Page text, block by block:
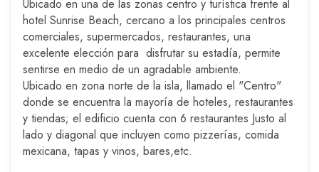
Ubicado en una de las zonas centro y turística frente al
hotel Sunrise Beach, cercano a los principales centros
comerciales, supermercados, restaurantes, una
excelente elección para disfrutar su estadía, permite
sentirse en medio de un agradable ambiente.
Ubicado en zona norte de la isla, llamado el "Centro"
donde se encuentra la mayoría de hoteles, restaurantes
y tiendas; el edificio cuenta con 6 restaurantes Justo al
lado y diagonal que incluyen como pizzerías, comida
mexicana, tapas y vinos, bares,etc.